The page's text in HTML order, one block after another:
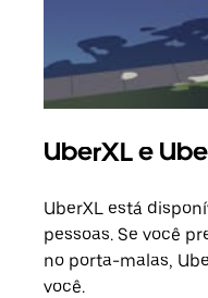
UberXL e
UberXL está
pessoas. Se você
no porta-malas,
você.